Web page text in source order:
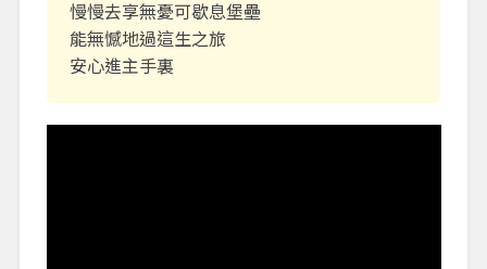
慢慢去享無憂可歇息堡壘
能無憾地過這生之旅
安心進主手裏